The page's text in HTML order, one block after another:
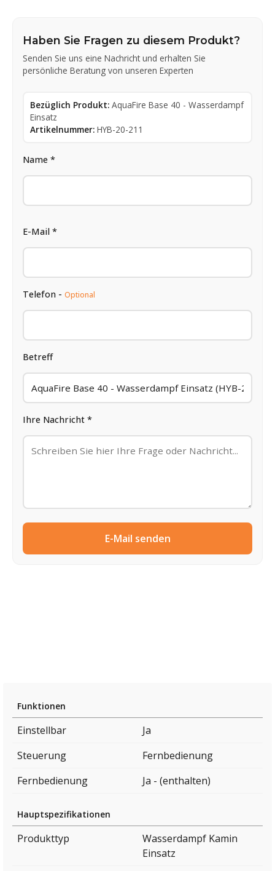
Haben Sie Fragen zu diesem Produkt?
Senden Sie uns eine Nachricht und erhalten Sie
persönliche Beratung von unseren Experten
Bezüglich Produkt: AquaFire Base 40 - Wasserdampf
Einsatz
Artikelnummer: HYB-20-211
Name *
E-Mail *
Telefon - Optional
Betreff
Ihre Nachricht *
E-Mail senden
Funktionen
Einstellbar
Ja
Steuerung
Fernbedienung
Fernbedienung
Ja - (enthalten)
Hauptspezifikationen
Produkttyp
Wasserdampf Kamin
Einsatz